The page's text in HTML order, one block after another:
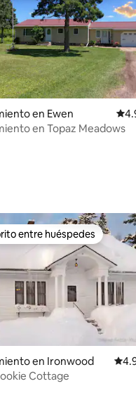
4.97 de 5, 156 reseñas
en Ewen
en Topaz Meadows
4.96 de 5, 25 reseñas
entre huéspedes
entre huéspedes
en Ironwood
Cottage